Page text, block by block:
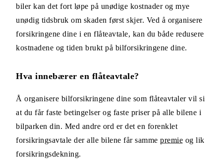
biler kan det fort løpe på unødige kostnader og mye
unødig tidsbruk om skaden først skjer. Ved å organisere
forsikringene dine i en flåteavtale, kan du både redusere
kostnadene og tiden brukt på bilforsikringene dine.
Hva innebærer en flåteavtale?
Å organisere bilforsikringene dine som flåteavtaler vil si
at du får faste betingelser og faste priser på alle bilene i
bilparken din. Med andre ord er det en forenklet
forsikringsavtale der alle bilene får samme premie og lik
forsikringsdekning.